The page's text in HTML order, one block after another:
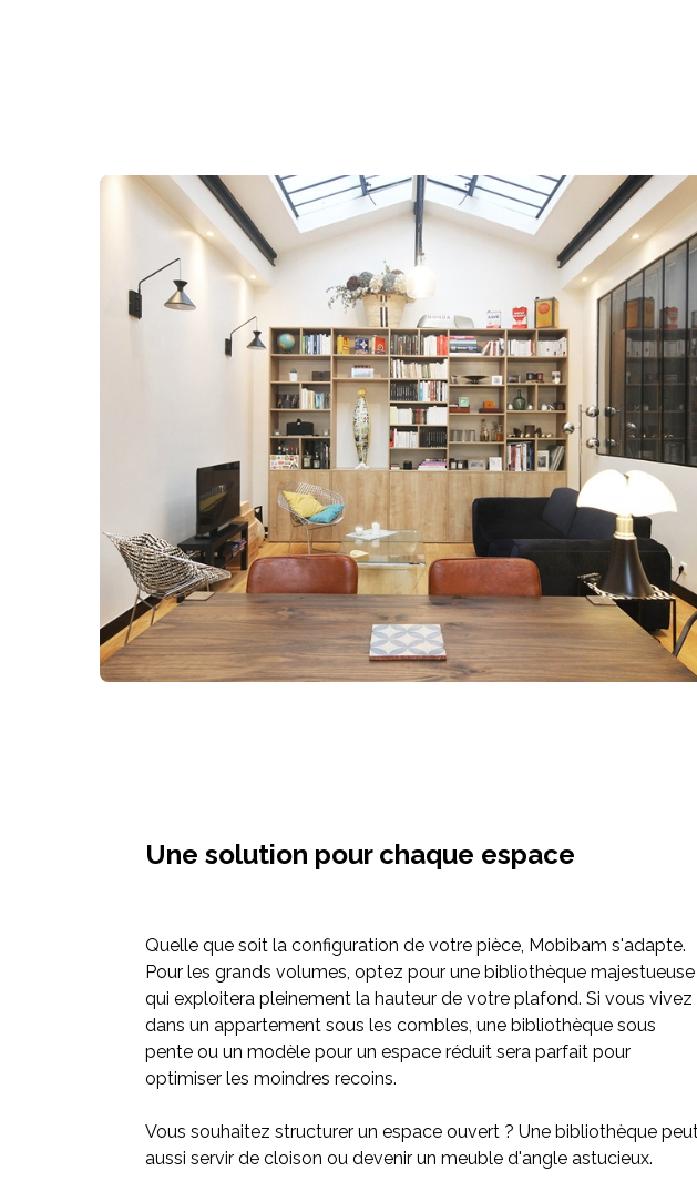
Une solution pour chaque espace
Quelle que soit la configuration de votre pièce, Mobibam s'adapte.
Pour les grands volumes, optez pour une bibliothèque majestueuse
qui exploitera pleinement la hauteur de votre plafond. Si vous vivez
dans un appartement sous les combles, une bibliothèque sous
pente ou un modèle pour un espace réduit sera parfait pour
optimiser les moindres recoins.
Vous souhaitez structurer un espace ouvert ? Une bibliothèque
aussi servir de cloison ou devenir un meuble d'angle astucieux.